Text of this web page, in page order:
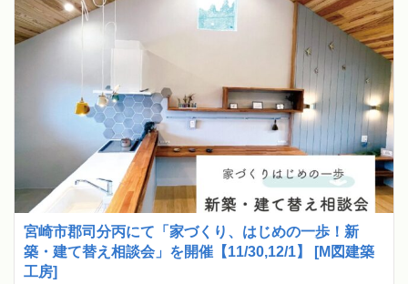
宮崎市郡司分丙にて「家づくり、はじめの一歩！新
築・建て替え相談会」を開催【11/30,12/1】 [M図建築
工房]